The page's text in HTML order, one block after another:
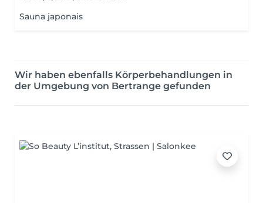
Sauna japonais
Wir haben ebenfalls Körperbehandlungen in
der Umgebung von Bertrange gefunden